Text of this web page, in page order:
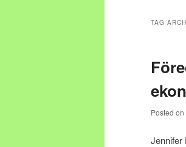
TAG
Posted on
Jennifer